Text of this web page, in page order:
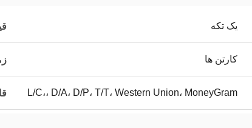
یک تکه
کارتن ها
L/C،، D/A، D/P، T/T، Western Union، MoneyGram